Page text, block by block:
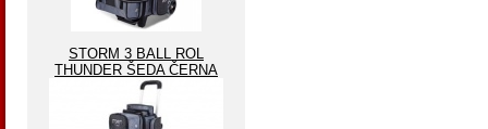
STORM 3 BALL ROL
THUNDER ŠEDA ČERNA